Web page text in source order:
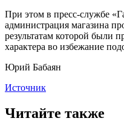
При этом в пресс-службе
администрация магазина
результатам которой были
характера во избежание
Юрий Бабаян
Источник
Читайте также